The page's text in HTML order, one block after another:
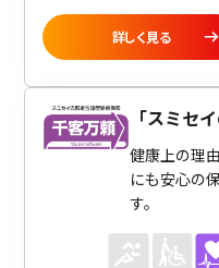
詳しく見る
「スミセ
健康上の理
にも安心の
す。